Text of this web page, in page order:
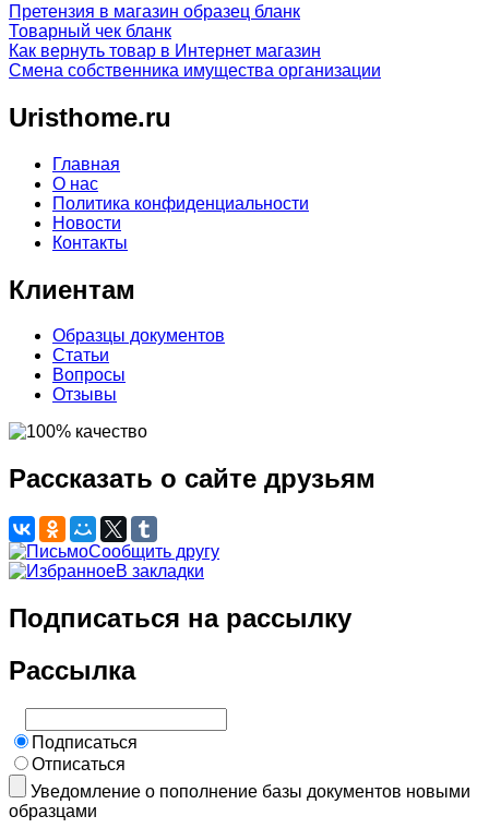
Претензия в магазин образец бланк
Товарный чек бланк
Как вернуть товар в Интернет магазин
Смена собственника имущества организации
Uristhome.ru
Главная
О нас
Политика конфиденциальности
Новости
Контакты
Клиентам
Образцы документов
Статьи
Вопросы
Отзывы
Рассказать о сайте друзьям
Сообщить другу
В закладки
Подписаться на рассылку
Рассылка
Подписаться
Отписаться
Уведомление о пополнение базы документов новыми
образцами